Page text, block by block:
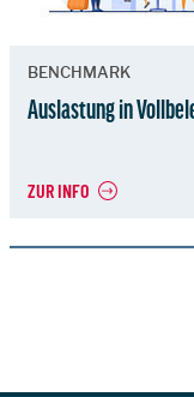
BENCHMARK
Auslastung in
ZUR INFO